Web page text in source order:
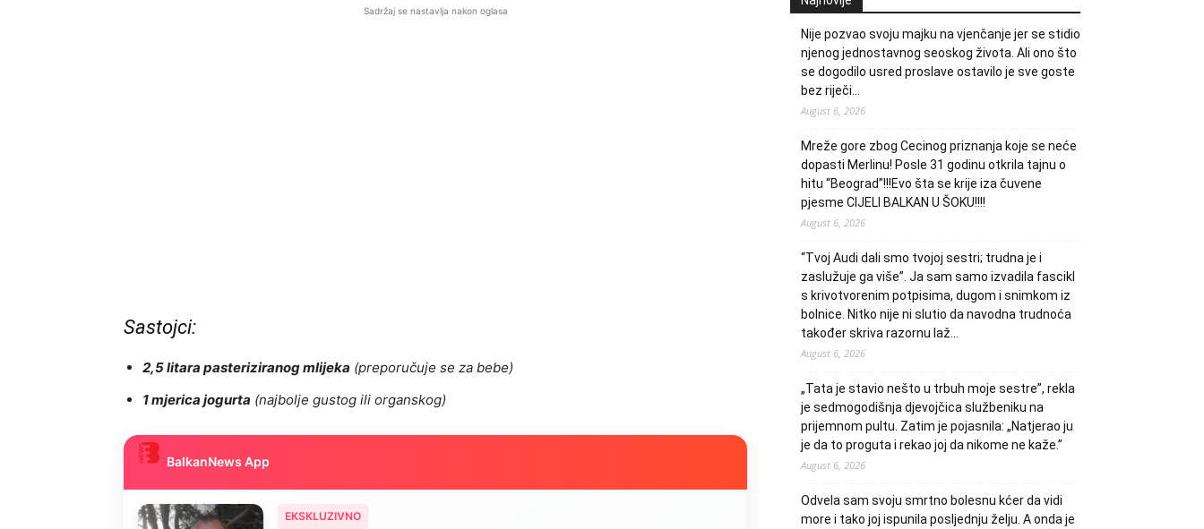
Sadržaj se nastavlja nakon oglasa
Sastojci:
2,5 litara pasteriziranog mlijeka (preporučuje se za bebe)
1 mjerica jogurta (najbolje gustog ili organskog)
BalkanNews App
EKSKLUZIVNO
Nije pozvao svoju majku na vjenčanje jer se stidio
njenog jednostavnog seoskog života. Ali ono što
se dogodilo usred proslave ostavilo je sve goste
bez riječi…
August 6, 2026
Mreže gore zbog Cecinog priznanja koje se neće
dopasti Merlinu! Posle 31 godinu otkrila tajnu o
hitu “Beograd”!!!Evo šta se krije iza čuvene
pjesme CIJELI BALKAN U ŠOKU!!!!
August 6, 2026
“Tvoj Audi dali smo tvojoj sestri; trudna je i
zaslužuje ga više”. Ja sam samo izvadila fascikl
s krivotvorenim potpisima, dugom i snimkom iz
bolnice. Nitko nije ni slutio da navodna trudnoća
također skriva razornu laž…
August 6, 2026
„Tata je stavio nešto u trbuh moje sestre”, rekla
je sedmogodišnja djevojčica službeniku na
prijemnom pultu. Zatim je pojasnila: „Natjerao ju
je da to proguta i rekao joj da nikome ne kaže.”
August 6, 2026
Odvela sam svoju smrtno bolesnu kćer da vidi
more i tako joj ispunila posljednju želju. A onda je